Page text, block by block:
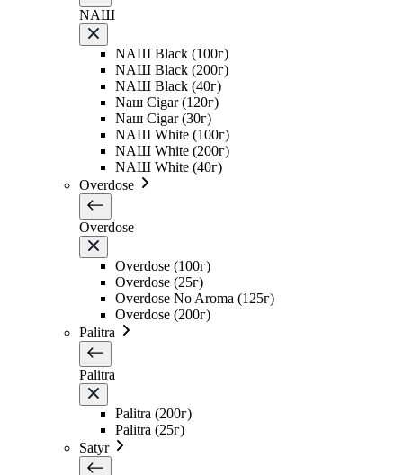
NAШ
NAШ Black (100г)
NAШ Black (200г)
NAШ Black (40г)
Naш Cigar (120г)
Naш Cigar (30г)
NAШ White (100г)
NAШ White (200г)
NAШ White (40г)
Overdose
Overdose
Overdose (100г)
Overdose (25г)
Overdose No Aroma (125г)
Overdose (200г)
Palitra
Palitra
Palitra (200г)
Palitra (25г)
Satyr